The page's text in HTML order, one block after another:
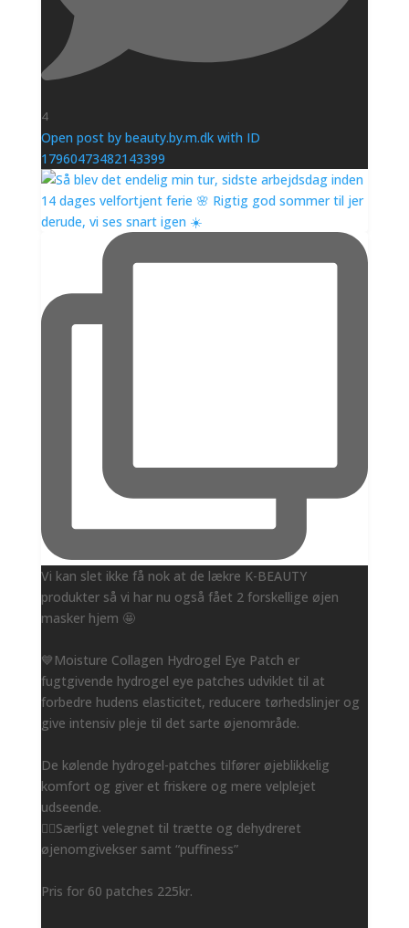
4
Open post by beauty.by.m.dk with ID
17960473482143399
Vi kan slet ikke få nok at de lækre K-BEAUTY
produkter så vi har nu også fået 2 forskellige øjen
masker hjem 🤩
💙Moisture Collagen Hydrogel Eye Patch er
fugtgivende hydrogel eye patches udviklet til at
forbedre hudens elasticitet, reducere tørhedslinjer og
give intensiv pleje til det sarte øjenområde.
De kølende hydrogel-patches tilfører øjeblikkelig
komfort og giver et friskere og mere velplejet
udseende.
👌🏻Særligt velegnet til trætte og dehydreret
øjenomgivekser samt “puffiness”
Pris for 60 patches 225kr.